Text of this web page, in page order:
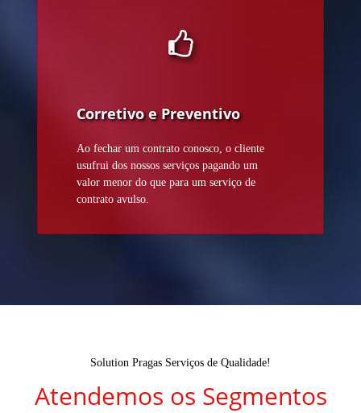
Corretivo e Preventivo
Ao fechar um contrato conosco, o cliente
usufrui dos nossos serviços pagando um
valor menor do que para um serviço de
contrato avulso.
Solution Pragas Serviços de Qualidade!
Atendemos os Segmentos